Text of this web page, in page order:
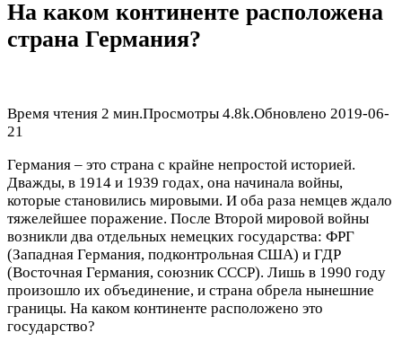
На каком континенте расположена
страна Германия?
Время чтения 2 мин.Просмотры 4.8k.Обновлено 2019-06-
21
Германия – это страна с крайне непростой историей.
Дважды, в 1914 и 1939 годах, она начинала войны,
которые становились мировыми. И оба раза немцев ждало
тяжелейшее поражение. После Второй мировой войны
возникли два отдельных немецких государства: ФРГ
(Западная Германия, подконтрольная США) и ГДР
(Восточная Германия, союзник СССР). Лишь в 1990 году
произошло их объединение, и страна обрела нынешние
границы. На каком континенте расположено это
государство?